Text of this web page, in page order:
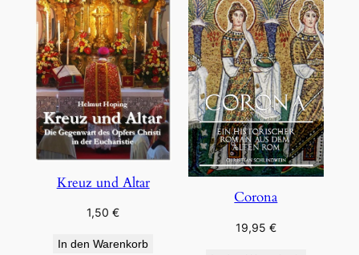
Kreuz und Altar
1,50€
In den Warenkorb
Corona
19,95 €